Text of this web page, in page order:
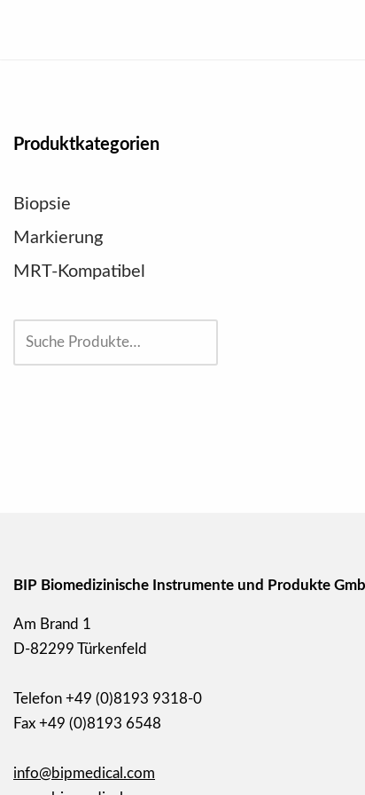
Produktkategorien
Biopsie
Markierung
MRT-Kompatibel
BIP Biomedizinische Instrumente und Produkte
Am Brand 1
D-82299 Türkenfeld
Telefon +49 (0)8193 9318-0
Fax +49 (0)8193 6548
info@bipmedical.com